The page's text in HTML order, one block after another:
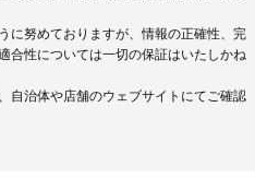
に努めておりますが、情報の正確性、完
合性については一切の保証はいたしかね
自治体や店舗のウェブサイトにてご確認